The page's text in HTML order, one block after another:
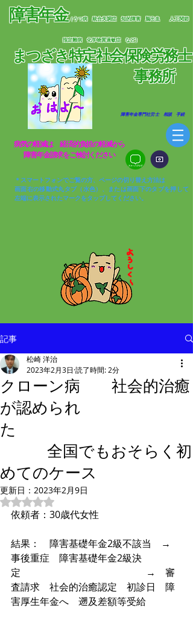
障害年金（うつ病 統合失調症 知的障害 脳出血人工関節
指定難病 化学物質過敏症 など）
まつざき特定社会保険労務士
​事務所
​ 障害年金専門社労士 相談 手続
​病気の軽減は 経済的負担の軽減から​
​障害年金請求をご検討ください
＊スマートフォンでご覧の方、ページの切り替え方法は
画面右の移動式丸タブ（水色）、または画面下のタブを押して
左端に表示されたマークをタップしてください。​
記事
クローン病 社会的治癒
が認められ
た
全国でもおそらく初
めてのケース
松崎 洋治
2023年2月3日 読了時間: 2分
更新日： 2023年2月9日
5つ星のうちNaNと評価されています。
依頼者：30歳代女性
結果：　障害基礎年金2級不該当　→
事後重症　障害基礎年金2級決
定　　　　　　　　　　　　　→　審
査請求　社会的治癒認定　初診日　障
害厚生年金へ　遡及差額等受給